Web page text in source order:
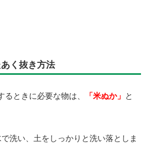
く抜き方法
るときに必要な物は、 「米ぬか」 と
洗い、土をしっかりと洗い落としま